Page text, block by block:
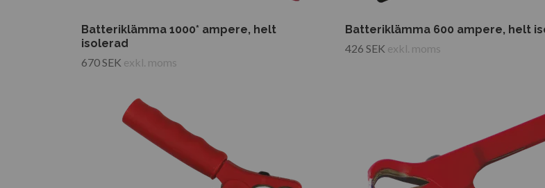
Batteriklämma 1000* ampere, helt
isolerad
670 SEK exkl. moms
Batteriklämma 600 ampere, helt
426 SEK exkl. moms